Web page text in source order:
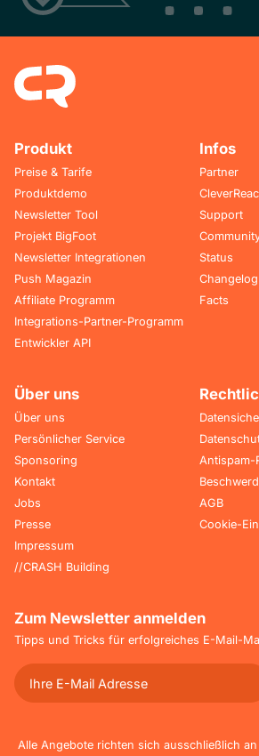
Produkt
Preise & Tarife
Produktdemo
Newsletter Tool
Projekt BigFoot
Newsletter Integrationen
Push Magazin
Affiliate Programm
Integrations-Partner-Programm
Entwickler API
Infos
Partner
Support
Status
Changelog
Facts
Über uns
Über uns
Persönlicher Service
Sponsoring
Kontakt
Jobs
Presse
Impressum
//CRASH Building
Antispam-
AGB
Cookie-
Zum Newsletter anmelden
Tipps und Tricks für erfolgreiches E-Mail-
Alle Angebote richten sich ausschließlich